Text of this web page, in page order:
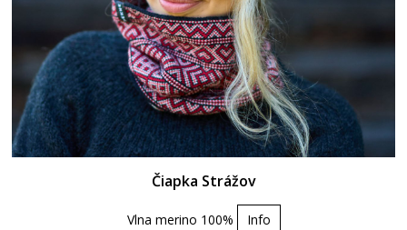
Čiapka Strážov
Vlna merino 100% Info